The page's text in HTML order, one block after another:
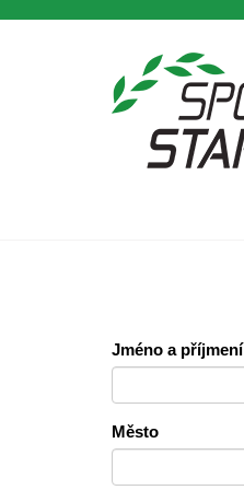
Jméno a příjmení
Město